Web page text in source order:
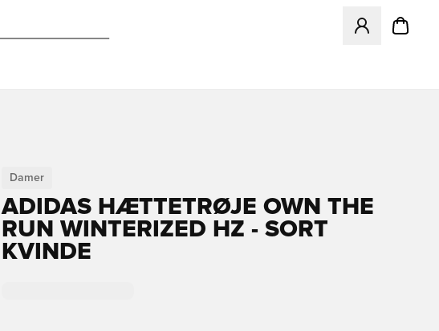
Åbner en
Damer
ADIDAS HÆTTETRØJE OWN THE
RUN WINTERIZED HZ - SORT
KVINDE